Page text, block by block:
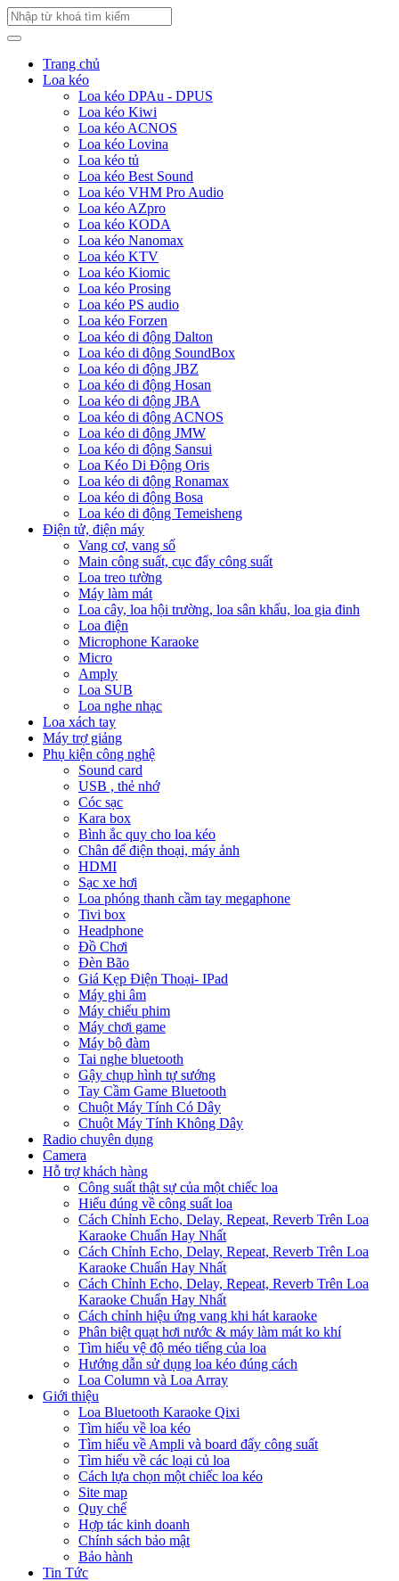
Trang chủ
Loa kéo
Loa kéo DPAu - DPUS
Loa kéo Kiwi
Loa kéo ACNOS
Loa kéo Lovina
Loa kéo tủ
Loa kéo Best Sound
Loa kéo VHM Pro Audio
Loa kéo AZpro
Loa kéo KODA
Loa kéo Nanomax
Loa kéo KTV
Loa kéo Kiomic
Loa kéo Prosing
Loa kéo PS audio
Loa kéo Forzen
Loa kéo di động Dalton
Loa kéo di động SoundBox
Loa kéo di động JBZ
Loa kéo di động Hosan
Loa kéo di động JBA
Loa kéo di động ACNOS
Loa kéo di động JMW
Loa kéo di động Sansui
Loa Kéo Di Động Oris
Loa kéo di động Ronamax
Loa kéo di động Bosa
Loa kéo di động Temeisheng
Điện tử, điện máy
Vang cơ, vang số
Main công suất, cục đẩy công suất
Loa treo tường
Máy làm mát
Loa cây, loa hội trường, loa sân khấu, loa gia đinh
Loa điện
Microphone Karaoke
Micro
Amply
Loa SUB
Loa nghe nhạc
Loa xách tay
Máy trợ giảng
Phụ kiện công nghệ
Sound card
USB , thẻ nhớ
Cóc sạc
Kara box
Bình ắc quy cho loa kéo
Chân để điện thoại, máy ảnh
HDMI
Sạc xe hơi
Loa phóng thanh cầm tay megaphone
Tivi box
Headphone
Đồ Chơi
Đèn Bão
Giá Kẹp Điện Thoại- IPad
Máy ghi âm
Máy chiếu phim
Máy chơi game
Máy bộ đàm
Tai nghe bluetooth
Gậy chụp hình tự sướng
Tay Cầm Game Bluetooth
Chuột Máy Tính Có Dây
Chuột Máy Tính Không Dây
Radio chuyên dụng
Camera
Hỗ trợ khách hàng
Công suất thật sự của một chiếc loa
Hiểu đúng về công suất loa
Cách Chỉnh Echo, Delay, Repeat, Reverb Trên Loa
Karaoke Chuẩn Hay Nhất
Cách Chỉnh Echo, Delay, Repeat, Reverb Trên Loa
Karaoke Chuẩn Hay Nhất
Cách Chỉnh Echo, Delay, Repeat, Reverb Trên Loa
Karaoke Chuẩn Hay Nhất
Cách chỉnh hiệu ứng vang khi hát karaoke
Phân biệt quạt hơi nước & máy làm mát ko khí
Tìm hiểu vệ độ méo tiếng của loa
Hướng dẫn sử dụng loa kéo đúng cách
Loa Column và Loa Array
Giới thiệu
Loa Bluetooth Karaoke Qixi
Tìm hiểu về loa kéo
Tìm hiểu về Ampli và board đẩy công suất
Tìm hiểu về các loại củ loa
Cách lựa chọn một chiếc loa kéo
Site map
Quy chế
Hợp tác kinh doanh
Chính sách bảo mật
Bảo hành
Tin Tức